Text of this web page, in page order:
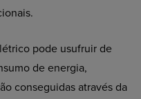
pode usufruir de
de energia,
conseguidas através da